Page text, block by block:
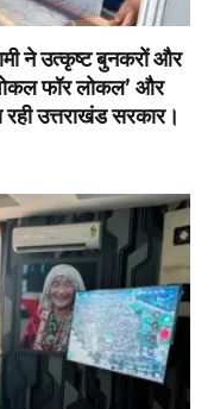
ने उत्कृष्ट बुनकरों और
वोकल फॉर लोकल’ और
उत्तराखंड सरकार।